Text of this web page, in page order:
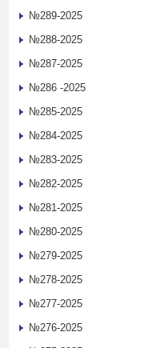
№289-2025
№288-2025
№287-2025
№286 -2025
№285-2025
№284-2025
№283-2025
№282-2025
№281-2025
№280-2025
№279-2025
№278-2025
№277-2025
№276-2025